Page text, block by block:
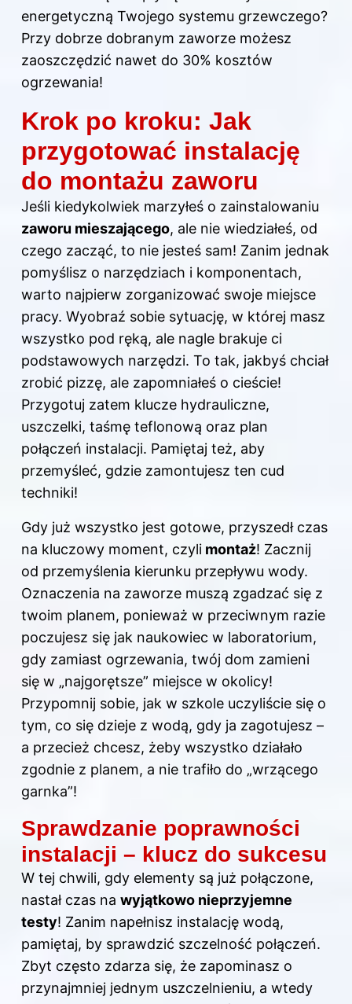
energetyczną Twojego systemu grzewczego?
Przy dobrze dobranym zaworze możesz
zaoszczędzić nawet do 30% kosztów
ogrzewania!
Krok po kroku: Jak
przygotować instalację
do montażu zaworu
Jeśli kiedykolwiek marzyłeś o zainstalowaniu
zaworu mieszającego, ale nie wiedziałeś, od
czego zacząć, to nie jesteś sam! Zanim jednak
pomyślisz o narzędziach i komponentach,
warto najpierw zorganizować swoje miejsce
pracy. Wyobraź sobie sytuację, w której masz
wszystko pod ręką, ale nagle brakuje ci
podstawowych narzędzi. To tak, jakbyś chciał
zrobić pizzę, ale zapomniałeś o cieście!
Przygotuj zatem klucze hydrauliczne,
uszczelki, taśmę teflonową oraz plan
połączeń instalacji. Pamiętaj też, aby
przemyśleć, gdzie zamontujesz ten cud
techniki!
Gdy już wszystko jest gotowe, przyszedł czas
na kluczowy moment, czyli montaż! Zacznij
od przemyślenia kierunku przepływu wody.
Oznaczenia na zaworze muszą zgadzać się z
twoim planem, ponieważ w przeciwnym razie
poczujesz się jak naukowiec w laboratorium,
gdy zamiast ogrzewania, twój dom zamieni
się w „najgorętsze” miejsce w okolicy!
Przypomnij sobie, jak w szkole uczyliście się o
tym, co się dzieje z wodą, gdy ja zagotujesz –
a przecież chcesz, żeby wszystko działało
zgodnie z planem, a nie trafiło do „wrzącego
garnka”!
Sprawdzanie poprawności
instalacji – klucz do sukcesu
W tej chwili, gdy elementy są już połączone,
nastał czas na wyjątkowo nieprzyjemne
testy! Zanim napełnisz instalację wodą,
pamiętaj, by sprawdzić szczelność połączeń.
Zbyt często zdarza się, że zapominasz o
przynajmniej jednym uszczelnieniu, a wtedy